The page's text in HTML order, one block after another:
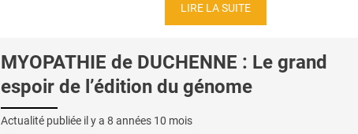
LIRE LA SUITE
MYOPATHIE de DUCHENNE : Le grand
espoir de l’édition du génome
Actualité publiée il y a 8 années 10 mois